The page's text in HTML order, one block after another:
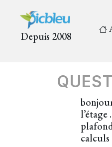
Depuis 2008